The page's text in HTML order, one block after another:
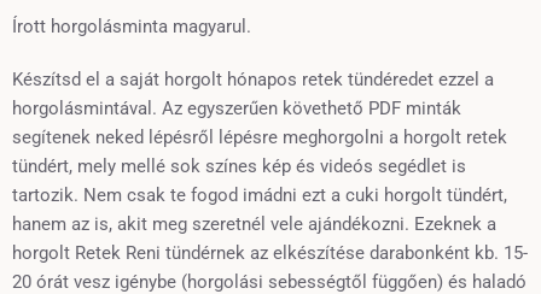
Írott horgolásminta magyarul.
Készítsd el a saját horgolt hónapos retek tündéredet ezzel a
horgolásmintával. Az egyszerűen követhető PDF minták
segítenek neked lépésről lépésre meghorgolni a horgolt retek
tündért, mely mellé sok színes kép és videós segédlet is
tartozik. Nem csak te fogod imádni ezt a cuki horgolt tündért,
hanem az is, akit meg szeretnél vele ajándékozni. Ezeknek a
horgolt Retek Reni tündérnek az elkészítése darabonként kb. 15-
20 órát vesz igénybe (horgolási sebességtől függően) és haladó